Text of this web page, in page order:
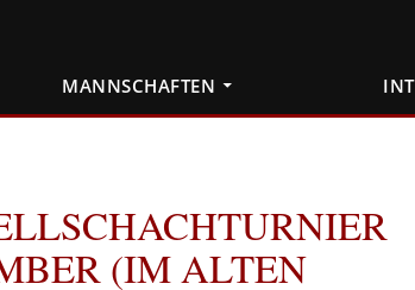
MANNSCHAFTEN
(IM ALTEN